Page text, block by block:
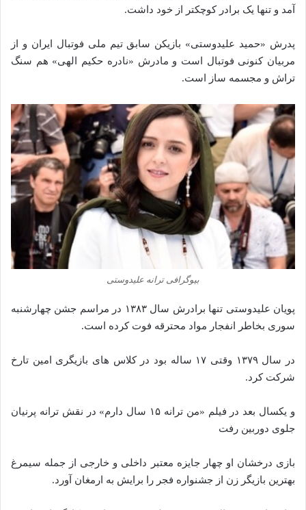
آ‌مد و تنها یک برادر کوچکتر از خود داشت.
پدرش «حمید علیدوستی» بازیکن سابق تیم ملی فوتبال ایران و از
مربیان کنونی فوتبال است و مادرش «نادره حکیم الهی» هم سنگ‌
تراش و مجسمه‌ ساز است.
بیوگرافی ترانه علیدوستی
پویان علیدوستی تنها برادرش سال ۱۳۸۳ در مراسم جشن چهارشنبه
سوری بخاطر انفجار مواد محترقه فوت کرده است.
در سال ۱۳۷۹ وقتی ۱۷ ساله بود در کلاس های بازیگری امین تارخ
شرکت کرد.
و یکسال بعد در فیلم «من ترانه ۱۵ سال دارم» در نقش ترانه پرنیان
جلوی دوربین رفت
بازی درخشان او چهار جایزه معتبر داخلی و خارجی از جمله سیمرغ
بهترین بازیگر زن از جشنواره فجر را برایش به ارمغان آورد.